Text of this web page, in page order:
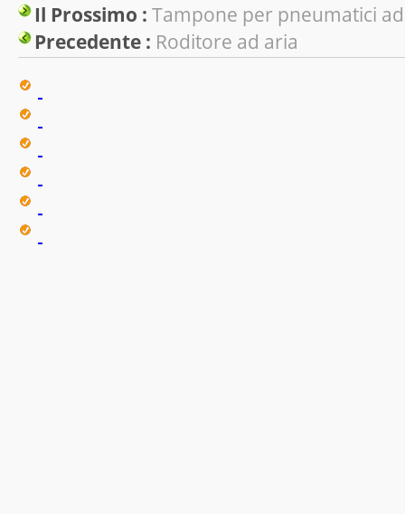
Il Prossimo : Tampone per pneumatici
Precedente : Roditore ad aria